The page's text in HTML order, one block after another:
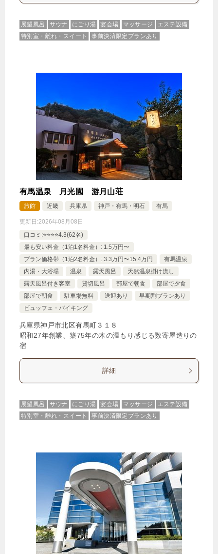
展望風呂 サウナ にごり湯 宴会場 マッサージ
エステ設備
特別室・離れ・スイート
事前決済限定プランあり
有馬温泉 月光園 游月山荘
旅館 近畿 兵庫県 神戸・有馬・明石 有馬
更新日:2026年08月08日
口コミ:⭐️⭐️⭐️⭐️4.3(62名)
最も安い料金（1泊1名料金）: 1.5万円〜
プラン価格帯（1泊2名料金）: 3.3万円〜15.4万円
有馬温泉
内湯・大浴場
温泉 露天風呂
天然温泉掛け流し
露天風呂付き客室
貸切風呂 部屋で朝食
部屋で夕食
部屋で朝食
駐車場無料 送迎あり
早期割プランあり
ビュッフェ・バイキング
兵庫県神戸市北区有馬町３１８
昭和27年創業、築75年の木の温もり感じる数寄屋造りの
宿
詳細
展望風呂 サウナ にごり湯 宴会場 マッサージ
エステ設備
特別室・離れ・スイート
事前決済限定プランあり